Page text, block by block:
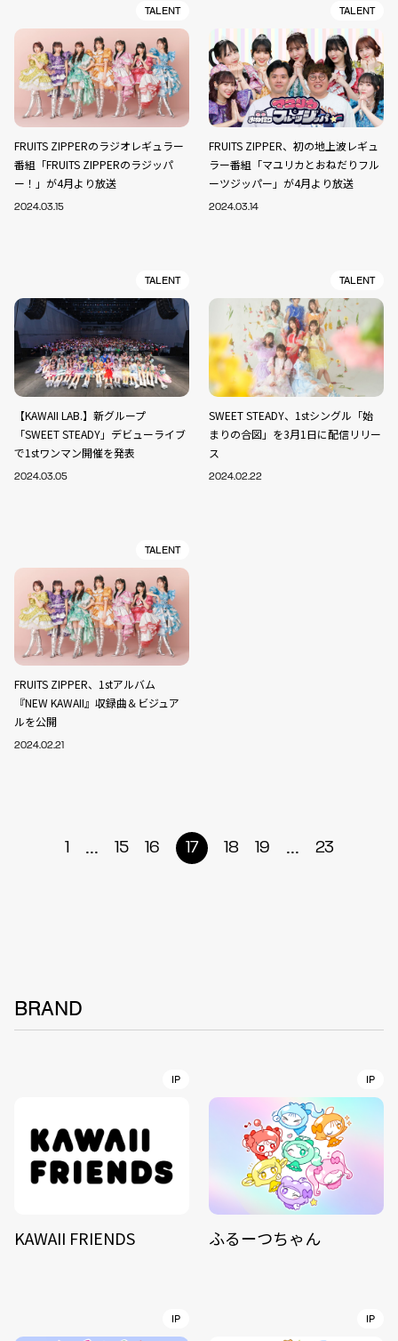
TALENT
FRUITS ZIPPERのラジオレギュラー
番組「FRUITS ZIPPERのラジッパ
ー！」が4月より放送
2024.03.15
TALENT
FRUITS ZIPPER、初の地上波レギュ
ラー番組「マユリカとおねだりフル
ーツジッパー」が4月より放送
2024.03.14
TALENT
【KAWAII LAB.】新グループ
「SWEET STEADY」デビューライブ
で1stワンマン開催を発表
2024.03.05
TALENT
SWEET STEADY、1stシングル「始
まりの合図」を3月1日に配信リリー
ス
2024.02.22
TALENT
FRUITS ZIPPER、1stアルバム
『NEW KAWAII』収録曲＆ビジュア
ルを公開
2024.02.21
1 ... 15 16 17 18 19 ... 23
BRAND
IP
KAWAII FRIENDS
IP
ふるーつちゃん
IP IP